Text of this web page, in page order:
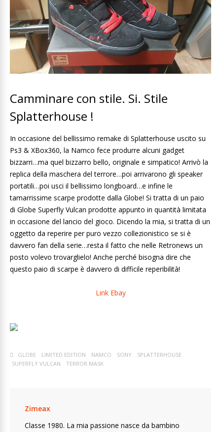
Camminare con stile. Si. Stile
Splatterhouse !
In occasione del bellissimo remake di Splatterhouse uscito su
Ps3 & XBox360, la Namco fece produrre alcuni gadget
bizzarri…ma quel bizzarro bello, originale e simpatico! Arrivò la
replica della maschera del terrore…poi arrivarono gli speaker
portatili…poi usci il bellissimo longboard…e infine le
tamarrissime scarpe prodotte dalla Globe! Si tratta di un paio
di Globe Superfly Vulcan prodotte appunto in quantità limitata
in occasione del lancio del gioco. Dicendo la mia, si tratta di un
oggetto da reperire per puro vezzo collezionistico se si è
davvero fan della serie…resta il fatto che nelle Retronews un
posto volevo trovarglielo! Anche perché bisogna dire che
questo paio di scarpe è davvero di difficile reperibilità!
Link Ebay
GLOBE LIMITED EDITION NAMCO SONY
SPLATTERHOUSE
SUPERFLY VULCAN
TERROR MASK
Zimeax
Classe 1980. La mia passione nasce da bambino